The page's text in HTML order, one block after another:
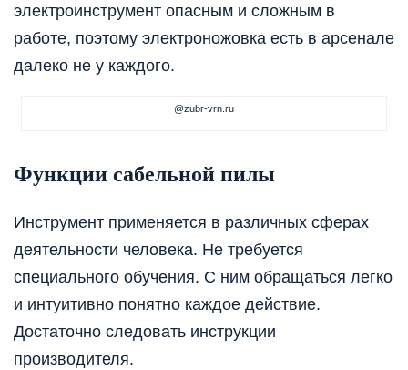
электроинструмент опасным и сложным в
работе, поэтому электроножовка есть в арсенале
далеко не у каждого.
@zubr-vrn.ru
Функции сабельной пилы
Инструмент применяется в различных сферах
деятельности человека. Не требуется
специального обучения. С ним обращаться легко
и интуитивно понятно каждое действие.
Достаточно следовать инструкции
производителя.